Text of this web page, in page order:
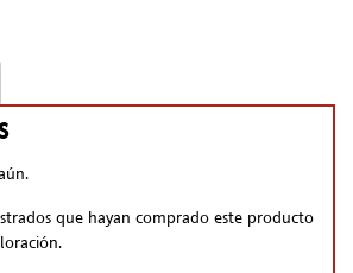
que hayan comprado este producto